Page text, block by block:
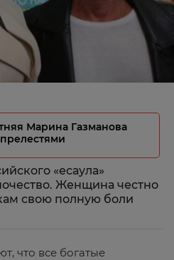
Марина Газманова
«есаула»
Женщина честно
свою полную боли
что все богатые